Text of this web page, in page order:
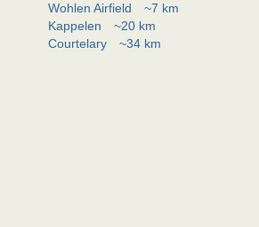
Wohlen Airfield
~7 km
Kappelen
~20 km
Courtelary
~34 km